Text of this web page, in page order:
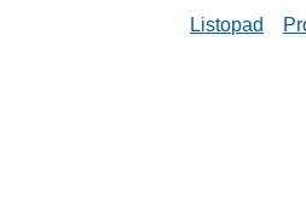
Listopad